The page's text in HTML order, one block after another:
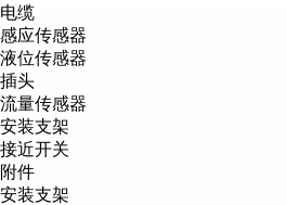
电缆
感应传感器
液位传感器
插头
流量传感器
安装支架
接近开关
附件
安装支架